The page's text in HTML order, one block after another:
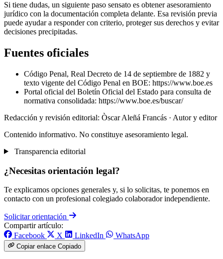
Si tiene dudas, un siguiente paso sensato es obtener asesoramiento
jurídico con la documentación completa delante. Esa revisión previa
puede ayudar a responder con criterio, proteger sus derechos y evitar
decisiones precipitadas.
Fuentes oficiales
Código Penal, Real Decreto de 14 de septiembre de 1882 y
texto vigente del Código Penal en BOE: https://www.boe.es
Portal oficial del Boletín Oficial del Estado para consulta de
normativa consolidada: https://www.boe.es/buscar/
Redacción y revisión editorial: Òscar Aleñá Francás · Autor y editor
Contenido informativo. No constituye asesoramiento legal.
Transparencia editorial
¿Necesitas orientación legal?
Te explicamos opciones generales y, si lo solicitas, te ponemos en
contacto con un profesional colegiado colaborador independiente.
Solicitar orientación
Compartir artículo:
Facebook
X LinkedIn WhatsApp
Copiar enlace Copiado